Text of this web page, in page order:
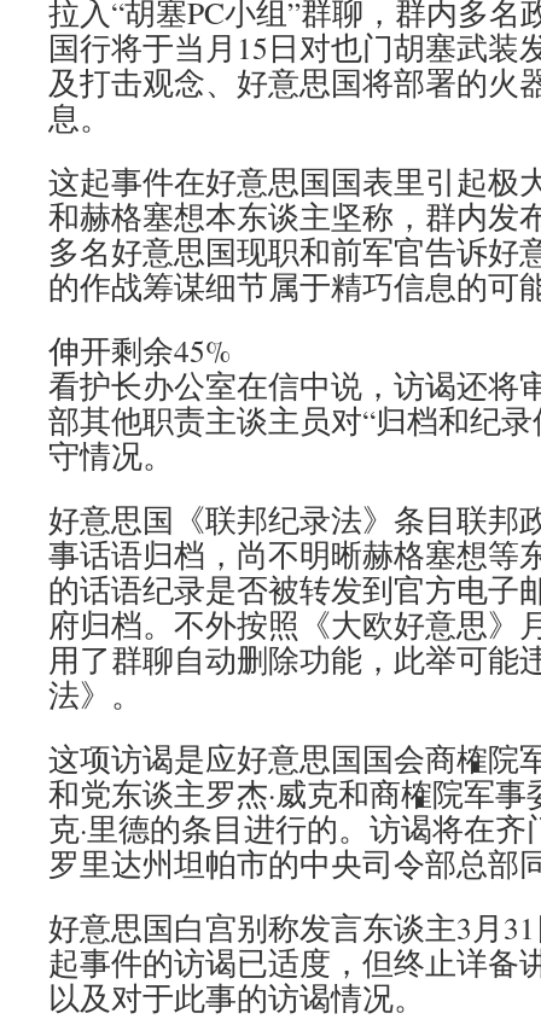
拉入“胡塞PC小组”群聊，群内多名
国行将于当月15日对也门胡塞武装
及打击观念、好意思国将部署的火
息。
这起事件在好意思国国表里引起极
和赫格塞想本东谈主坚称，群内发
多名好意思国现职和前军官告诉好
的作战筹谋细节属于精巧信息的可
伸开剩余45%
看护长办公室在信中说，访谒还将
部其他职责主谈主员对“归档和纪
守情况。
好意思国《联邦纪录法》条目联邦
事话语归档，尚不明晰赫格塞想等
的话语纪录是否被转发到官方电子
府归档。不外按照《大欧好意思》
用了群聊自动删除功能，此举可能
法》。
这项访谒是应好意思国国会商榷院
和党东谈主罗杰·威克和商榷院军
克·里德的条目进行的。访谒将在
罗里达州坦帕市的中央司令部总部
好意思国白宫别称发言东谈主3月
起事件的访谒已适度，但终止详备
以及对于此事的访谒情况。